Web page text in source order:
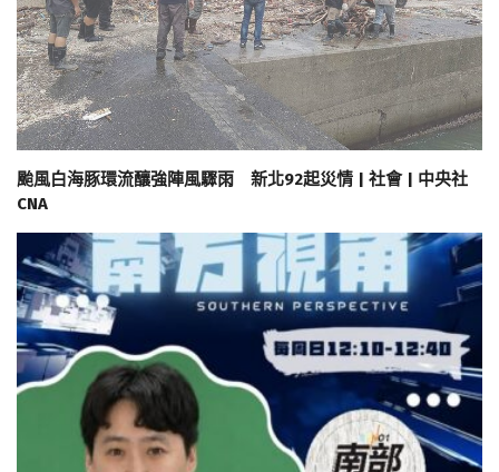
颱風白海豚環流釀強陣風驟雨 新北92起災情 | 社會 | 中央社
CNA